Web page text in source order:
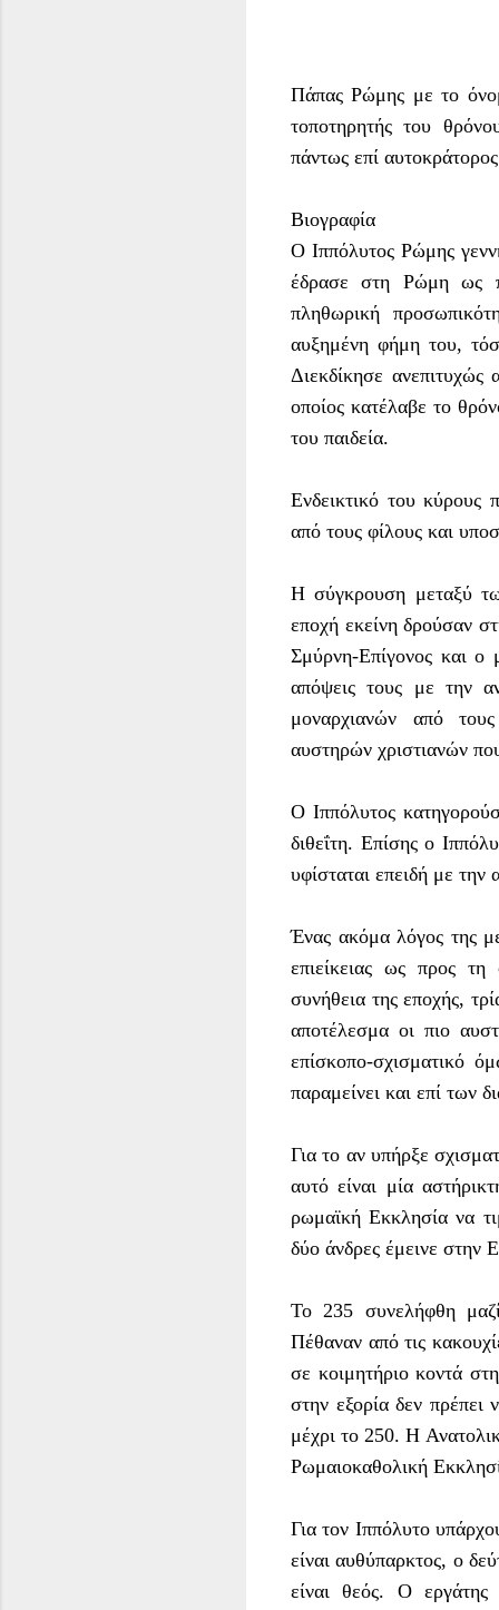
Πάπας Ρώμης με το
τοποτηρητής του
πάντως επί
Βιογραφία
Ο Ιππόλυτος Ρώμης
έδρασε στη Ρώμη ως
πληθωρική
αυξημένη φήμη του,
Διεκδίκησε
οποίος κατέλαβε το
του παιδεία.
Ενδεικτικό του κύρους
από τους φίλους και
Η σύγκρουση μεταξύ
εποχή εκείνη δρούσαν
Σμύρνη-Επίγονος και ο
απόψεις τους με την
μοναρχιανών από
αυστηρών χριστιανών
Ο Ιππόλυτος
διθεΐτη. Επίσης ο
υφίσταται επειδή με
Ένας ακόμα λόγος της
επιείκειας ως προς
συνήθεια της εποχής,
αποτέλεσμα οι πιο
επίσκοπο-σχισματικό
παραμείνει και επί των
Για το αν υπήρξε
αυτό είναι μία
ρωμαϊκή Εκκλησία να
δύο άνδρες έμεινε στην
Το 235 συνελήφθη
Πέθαναν από τις
σε κοιμητήριο κοντά
στην εξορία δεν πρέπει
μέχρι το 250. Η
Ρωμαιοκαθολική
Για τον Ιππόλυτο
είναι αυθύπαρκτος, ο
είναι θεός. Ο